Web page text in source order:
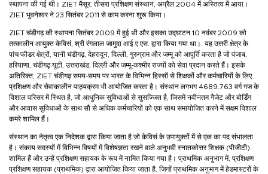
स्थापना की गई थी। ZIET मैसूर, तीसरा प्रशिक्षण संस्थान, अप्रैल 2004 में अस्तित्व में आया।
ZIET भुवनेश्वर ने 23 सितंबर 2011 से काम करना शुरू किया।
ZIET चंडीगढ़ की स्थापना सितंबर 2009 में हुई थी और इसका उद्घाटन 10 नवंबर 2009 को
तत्कालीन आयुक्त केविसं, श्री रंगलाल जामुदा आई.ए.एस. द्वारा किया गया था।. यह उत्तरी क्षेत्र के
पांच फीडर क्षेत्रों, यानी चंडीगढ़, देहरादून, दिल्ली, गुरुग्राम और जम्मू को आपूर्ति करता है जो पंजाब,
हरियाणा, चंडीगढ़ यूटी, उत्तराखंड, दिल्ली और जम्मू-कश्मीर राज्यों को सेवा प्रदान करते हैं। इसके
अतिरिक्त, ZIET चंडीगढ़ समय-समय पर भारत के विभिन्न हिस्सों से शिक्षकों और कर्मचारियों के लिए
प्रशिक्षण और सेवाकालीन पाठ्यक्रम भी आयोजित करता है। संस्थान लगभग 4689.763 वर्ग गज के
विशाल परिसर में स्थित है, जो आधुनिक सुविधाओं से सुसज्जित है, जिसमें नवीनतम गैजेट और बोर्डिंग
और आवास सुविधाओं के साथ सौ से अधिक कर्मचारियों को एक साथ समायोजित करने में सक्षम विशाल
कमरे शामिल हैं।
संस्थान का नेतृत्व एक निदेशक द्वारा किया जाता है जो केविसं के उपायुक्तों में से एक का पद संभालता
है। संकाय सदस्यों में विभिन्न विषयों में विशेषज्ञता रखने वाले अनुभवी स्नातकोत्तर शिक्षक (पीजीटी)
शामिल हैं और उन्हें प्रशिक्षण सहायक के रूप में नामित किया गया है। प्राथमिक अनुभाग में, प्रशिक्षण
प्रशिक्षण सहायक (प्राथमिक) द्वारा आयोजित किया जाता है, जिन्हें प्राथमिक अनुभाग में हेडमास्टरों के